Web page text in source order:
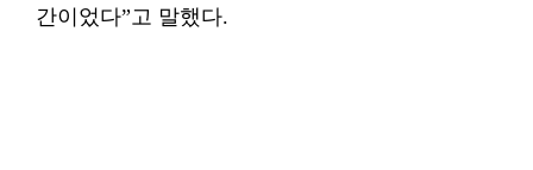
간이었다”고 말했다.